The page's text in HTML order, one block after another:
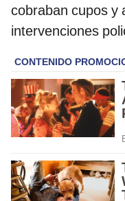
cobraban cupos y
intervenciones